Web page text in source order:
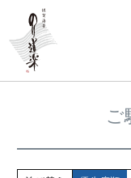
HOME 商品アイテム
ご